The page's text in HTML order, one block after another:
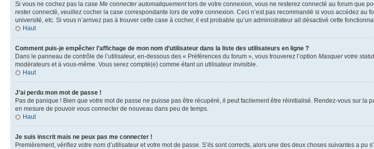
Si vous ne cochez pas la case Me connecter automatiquementlors de votre connexion, vous ne resterez connecté au forum que
rester connecté, veuillez cocher la case correspondante lors de votre connexion. Ceci n’est pas recommandé si vous accédez
université, etc. Si vous n’arrivez pas à trouver cette case à cocher, il est probable qu’un administrateur ait désactivé cette
Haut
Comment puis-je empêcher l’affichage de mon nom d’utilisateur dans la liste des utilisateurs en ligne ?
Dans le panneau de contrôle de l’utilisateur, en-dessous des « Préférences du forum », vous trouverez l’option Masquer votre
modérateurs et à vous-même. Vous serez compté(e) comme étant un utilisateur invisible.
Haut
J’ai perdu mon mot de passe !
Pas de panique ! Bien que votre mot de passe ne puisse pas être récupéré, il peut facilement être réinitialisé. Rendez-vous sur la
en mesure de pouvoir vous connecter de nouveau dans peu de temps.
Haut
Je suis inscrit mais ne peux pas me connecter !
Premièrement, vérifiez votre nom d’utilisateur et votre mot de passe. S’ils sont corrects, alors une des deux choses suivantes a